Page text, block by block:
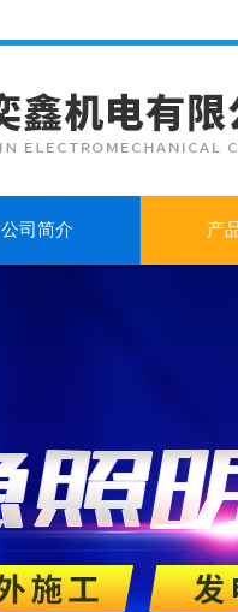
公司简介 产